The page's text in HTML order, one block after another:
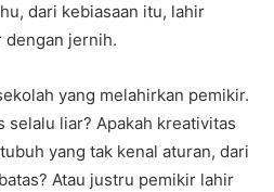
dari kebiasaan itu, lahir
dengan jernih.
yang melahirkan pemikir.
selalu liar? Apakah kreativitas
yang tak kenal aturan, dari
Atau justru pemikir lahir